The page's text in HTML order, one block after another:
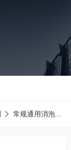
常规通用消泡剂